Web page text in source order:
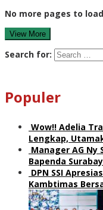
No more pages to
View More
Search for:
Populer
Wow!! Adelia
Lengkap,
Manager AG Ny
Bapenda
DPN SSI
Kambtimas